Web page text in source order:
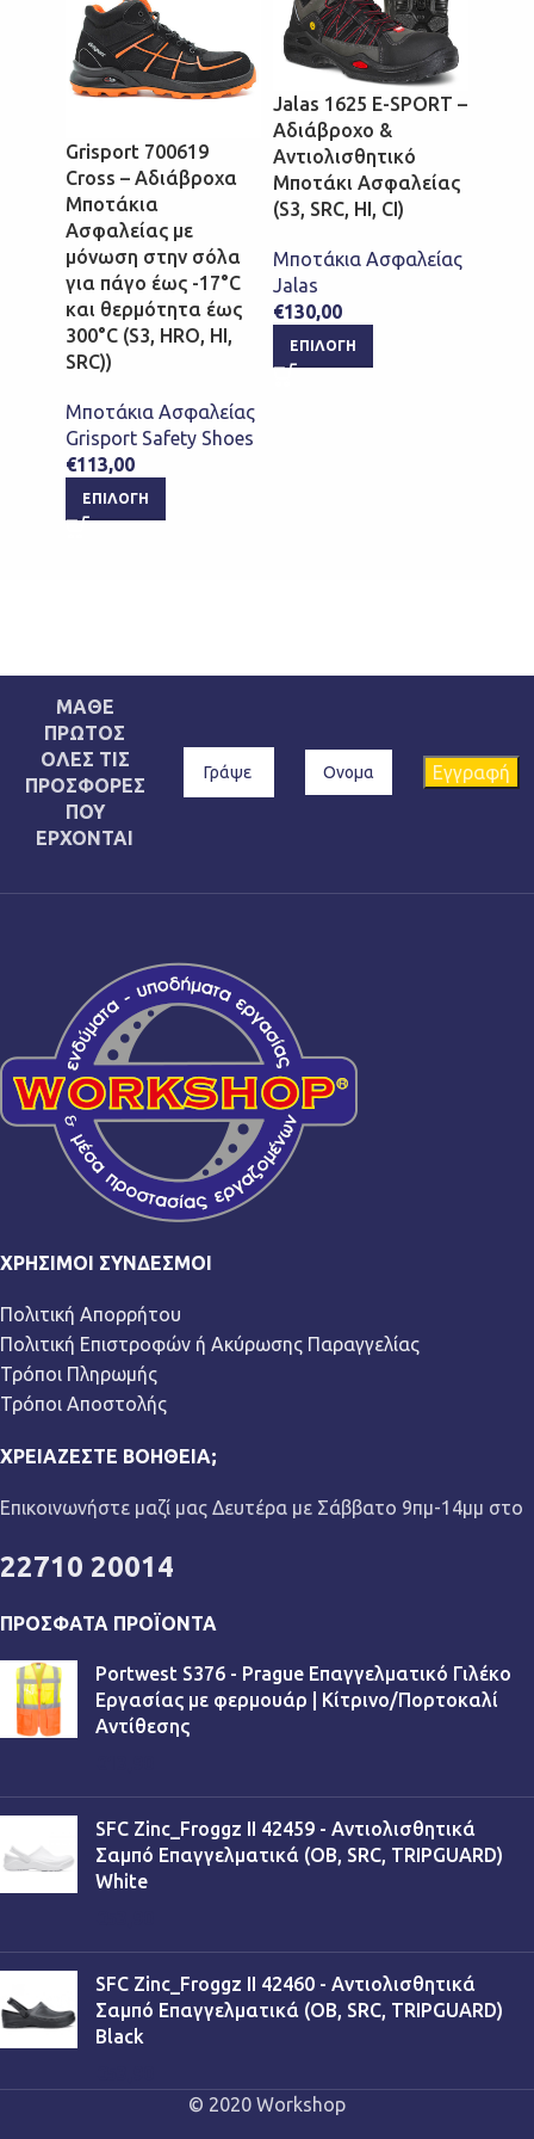
Grisport 700619
Cross – Αδιάβροχα
Μποτάκια
Ασφαλείας με
μόνωση στην σόλα
για πάγο έως -17°C
και θερμότητα έως
300°C (S3, HRO, HI,
SRC))
Μποτάκια Ασφαλείας
Grisport Safety Shoes
€113,00
ΕΠΙΛΟΓΉ
Jalas 1625 E-SPORT –
Αδιάβροχο &
Αντιολισθητικό
Μποτάκι Ασφαλείας
(S3, SRC, HI, CI)
Μποτάκια Ασφαλείας
Jalas
€130,00
ΕΠΙΛΟΓΉ
ΜΑΘΕ
ΠΡΩΤΟΣ
ΟΛΕΣ ΤΙΣ
ΠΡΟΣΦΟΡΕΣ
ΠΟΥ
ΕΡΧΟΝΤΑΙ
ΧΡΉΣΙΜΟΙ ΣΎΝΔΕΣΜΟΙ
Πολιτική Απορρήτου
Πολιτική Επιστροφών ή Ακύρωσης Παραγγελίας
Τρόποι Πληρωμής
Τρόποι Αποστολής
ΧΡΕΙΆΖΕΣΤΕ ΒΟΉΘΕΙΑ;
Επικοινωνήστε μαζί μας Δευτέρα με Σάββατο 9πμ-14μμ στο
22710 20014
ΠΡΌΣΦΑΤΑ ΠΡΟΪΌΝΤΑ
Portwest S376 - Prague Επαγγελματικό Γιλέκο
Εργασίας με φερμουάρ | Κίτρινο/Πορτοκαλί
Αντίθεσης
SFC Zinc_Froggz II 42459 - Αντιολισθητικά
Σαμπό Επαγγελματικά (OB, SRC, TRIPGUARD)
White
SFC Zinc_Froggz II 42460 - Αντιολισθητικά
Σαμπό Επαγγελματικά (OB, SRC, TRIPGUARD)
Black
© 2020 Workshop